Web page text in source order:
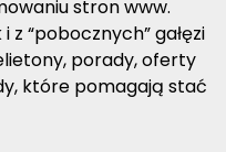
stron www.
“pobocznych” gałęzi
porady, oferty
które pomagają stać